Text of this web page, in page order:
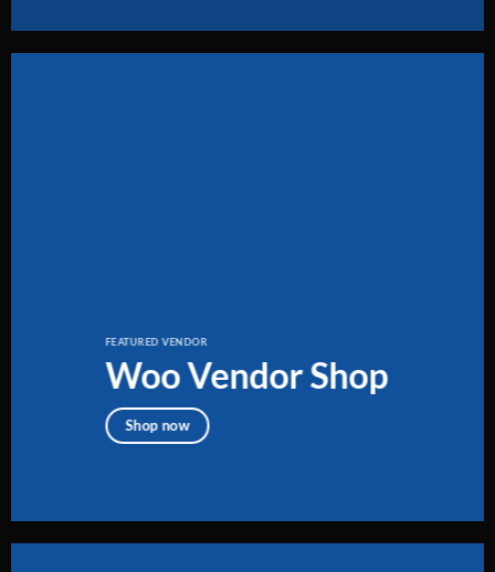
FEATURED VENDOR
Woo Vendor Shop
Shop now